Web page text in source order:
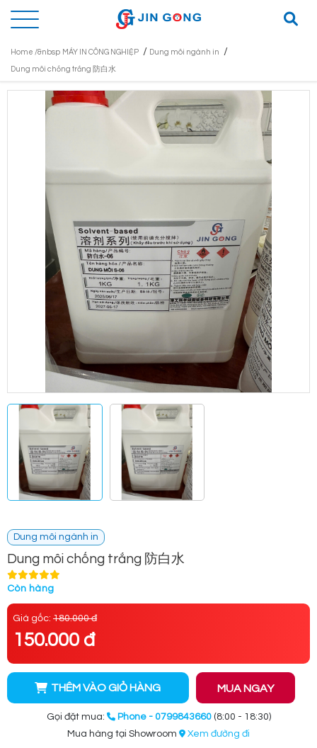
Home /&nbsp MÁY IN CÔNG NGHIỆP / Dung môi ngành in /
Dung môi chống trắng 防白水
Dung môi ngành in
Dung môi chống trắng 防白水
Còn hàng
Giá gốc: 180.000 đ
150.000 đ
THÊM VÀO GIỎ HÀNG MUA NGAY
Gọi đặt mua: Phone - 0799843660 (8:00 - 18:30)
Mua hàng tại Showroom
Xem đường đi